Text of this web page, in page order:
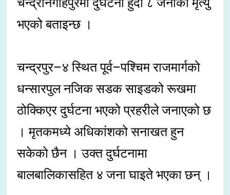
चन्द्रनिगाहपुरमा दुर्घटना हुँदा ८ जनाको मृत्यु
भएको बताइन्छ ।
चन्द्रपुर–४ स्थित पूर्व–पश्चिम राजमार्गको
धन्सारपुल नजिक सडक साइडको रूखमा
ठोक्किएर दुर्घटना भएको प्रहरीले जनाएको छ
। मृतकमध्ये अधिकांशको सनाखत हुन
सकेको छैन । उक्त दुर्घटनामा
बालबालिकासहित ४ जना घाइते भएका छन् ।